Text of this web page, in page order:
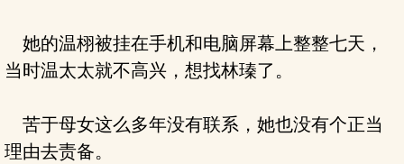
她的温栩被挂在手机和电脑屏幕上整整七天，
当时温太太就不高兴，想找林瑧了。
苦于母女这么多年没有联系，她也没有个正当
理由去责备。